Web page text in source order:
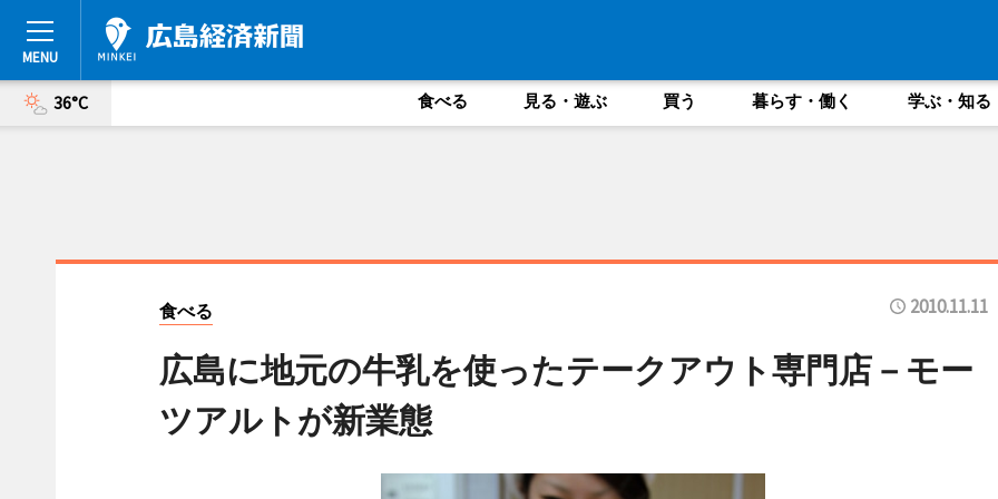
36°C 食べる 見る・遊ぶ 買う 暮らす・働く 学ぶ・知る
食べる 2010.11.11
広島に地元の牛乳を使ったテークアウト専門店－モー
ツアルトが新業態